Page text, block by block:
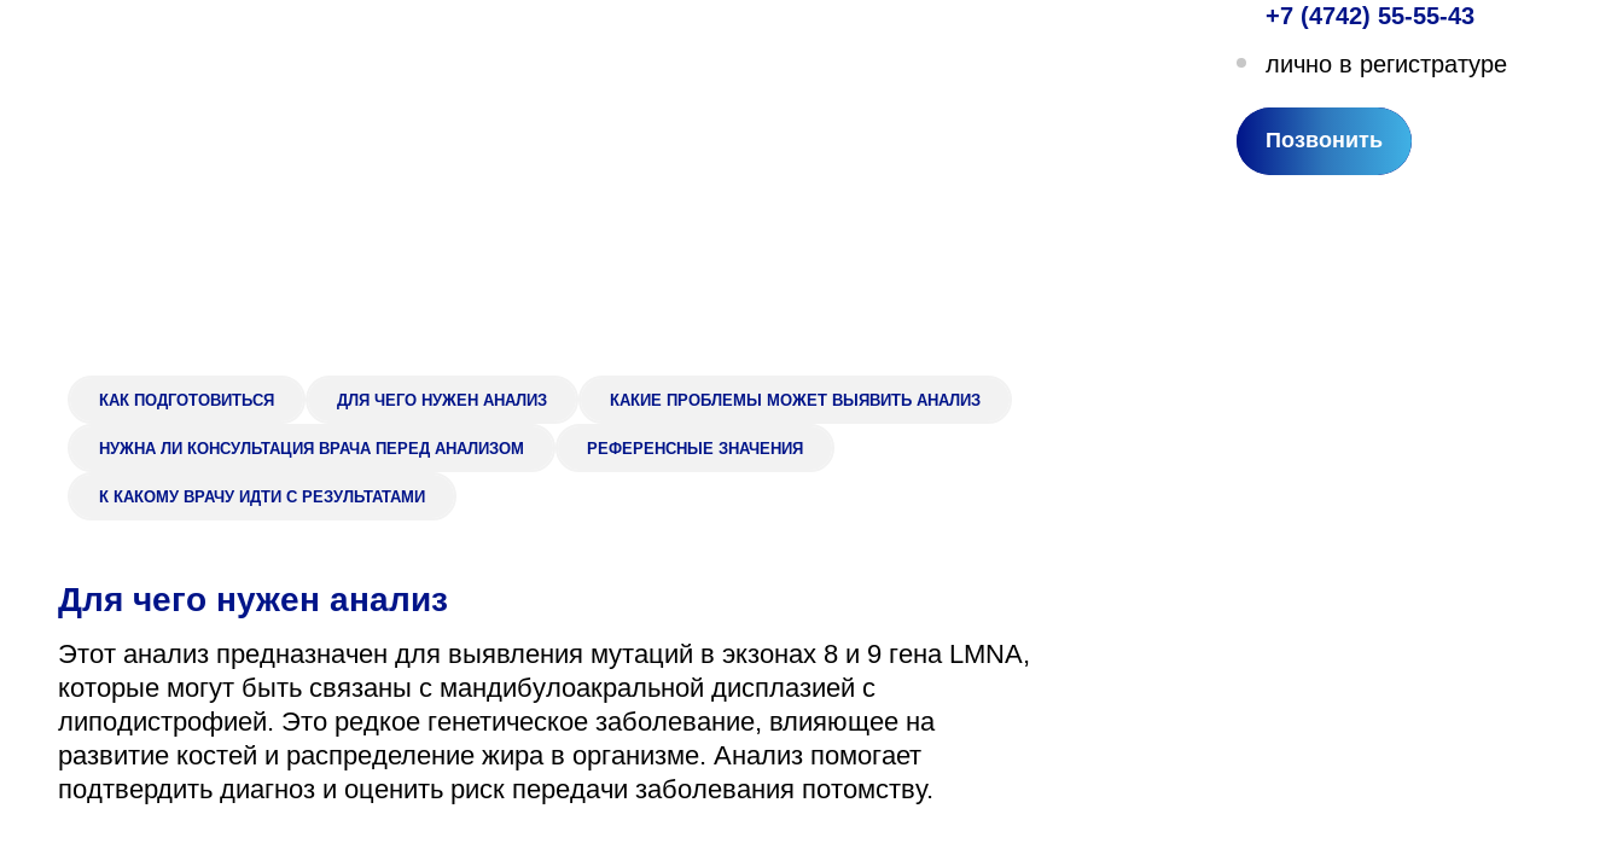
399000, г. Липецк, Плехановское лесничество,
КАК ПОДГОТОВИТЬСЯ ДЛЯ ЧЕГО НУЖЕН АНАЛИЗ КАКИЕ ПРОБЛЕМЫ МОЖЕТ ВЫЯВИТЬ АНАЛИЗ
НУЖНА ЛИ КОНСУЛЬТАЦИЯ ВРАЧА ПЕРЕД АНАЛИЗОМ РЕФЕРЕНСНЫЕ ЗНАЧЕНИЯ
К КАКОМУ ВРАЧУ ИДТИ С РЕЗУЛЬТАТАМИ
Для чего нужен анализ
Этот анализ предназначен для выявления мутаций в экзонах 8 и 9 гена LMNA,
которые могут быть связаны с мандибулоакральной дисплазией с
липодистрофией. Это редкое генетическое заболевание, влияющее на
развитие костей и распределение жира в организме. Анализ помогает
подтвердить диагноз и оценить риск передачи заболевания потомству.
+7 (4742) 55-55-43
лично в регистратуре
Позвонить